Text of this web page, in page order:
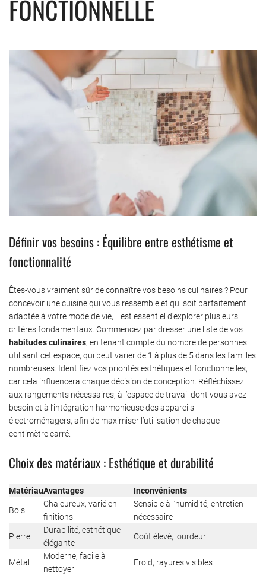
FONCTIONNELLE
Définir vos besoins : Équilibre entre esthétisme et
fonctionnalité
Êtes-vous vraiment sûr de connaître vos besoins culinaires ? Pour
concevoir une cuisine qui vous ressemble et qui soit parfaitement
adaptée à votre mode de vie, il est essentiel d’explorer plusieurs
critères fondamentaux. Commencez par dresser une liste de vos
habitudes culinaires, en tenant compte du nombre de personnes
utilisant cet espace, qui peut varier de 1 à plus de 5 dans les familles
nombreuses. Identifiez vos priorités esthétiques et fonctionnelles,
car cela influencera chaque décision de conception. Réfléchissez
aux rangements nécessaires, à l’espace de travail dont vous avez
besoin et à l’intégration harmonieuse des appareils
électroménagers, afin de maximiser l’utilisation de chaque
centimètre carré.
Choix des matériaux : Esthétique et durabilité
MatériauAvantages Inconvénients
Bois
Chaleureux, varié en
finitions
Sensible à l’humidité, entretien
nécessaire
Pierre
Durabilité, esthétique
élégante
Coût élevé, lourdeur
Métal
Moderne, facile à
nettoyer
Froid, rayures visibles